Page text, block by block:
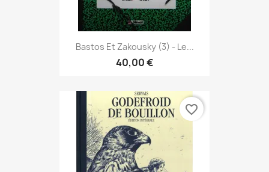
Bastos Et Zakousky (3) - Le...
40,00 €
favorite_border